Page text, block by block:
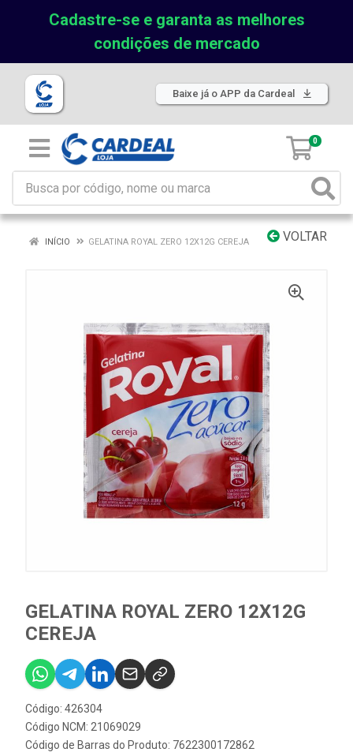
Cadastre-se e garanta as melhores
condições de mercado
Baixe já o APP da Cardeal
0
VOLTAR
INÍCIO GELATINA ROYAL ZERO 12X12G CEREJA
GELATINA ROYAL ZERO 12X12G
CEREJA
Código: 426304
Código NCM: 21069029
Código de Barras do Produto: 7622300172862